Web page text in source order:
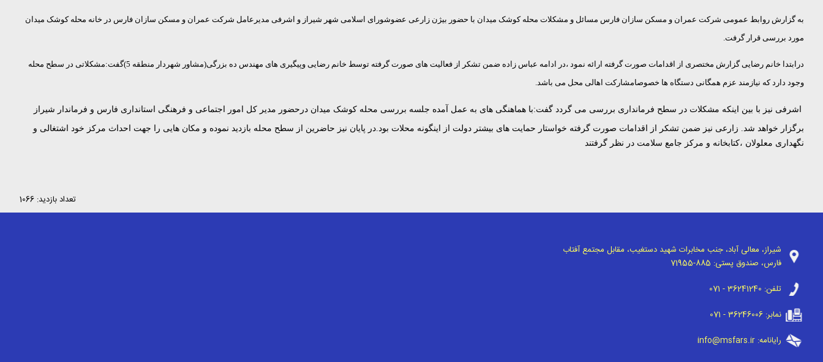
به گزارش روابط عمومی شرکت عمران و مسکن سازان فارس مسائل و مشکلات محله کوشک میدان با حضور بیژن زارعی عضوشورای اسلامی شهر شیراز و اشرفی مدیرعامل شرکت عمران و مسکن سازان فارس در خانه محله کوشک میدان
مورد بررسی قرار گرفت.
درابتدا خانم رضایی گزارش مختصری از اقدامات صورت گرفته ارائه نمود ،در ادامه عباس زاده ضمن تشکر از فعالیت های صورت گرفته توسط خانم رضایی وپیگیری های مهندس ده بزرگی(مشاور شهردار منطقه 5)گفت:مشکلاتی در سطح محله
وجود دارد که نیازمند عزم همگانی دستگاه ها خصوصامشارکت اهالی محل می باشد.
اشرفی نیز با بین اینکه مشکلات در سطح فرمانداری بررسی می گردد گفت:با هماهنگی های به عمل آمده جلسه بررسی محله کوشک میدان درحضور مدیر کل امور اجتماعی و فرهنگی استانداری فارس و فرماندار شیراز
برگزار خواهد شد.
زارعی نیز ضمن تشکر از اقدامات صورت گرفته خواستار حمایت های بیشتر دولت از اینگونه محلات بود.در پایان نیز حاضرین از سطح محله بازدید نموده و مکان هایی را جهت احداث مرکز خود اشتغالی و
نگهداری معلولان ،کتابخانه و مرکز جامع سلامت در نظر گرفتند
تعداد بازدید: 1066
شیراز، معالی آباد، جنب مخابرات شهید دستغیب، مقابل مجتمع آفتاب
فارس، صندوق پستی: 71955-885
تلفن: 071 - 36241240
نمابر: 071 - 36246006
رایانامه: info@msfars.ir